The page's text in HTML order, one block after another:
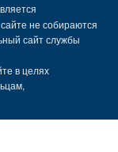
не собираются
сайт службы
в целях